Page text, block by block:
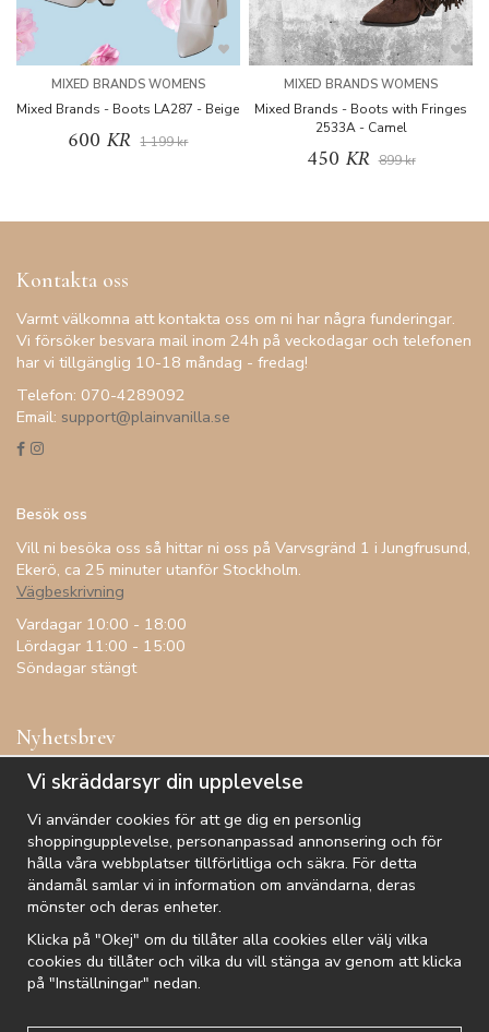
MIXED BRANDS WOMENS
Mixed Brands - Boots LA287 - Beige
600 KR 1 199 kr
MIXED BRANDS WOMENS
Mixed Brands - Boots with Fringes
2533A - Camel
450 KR 899 kr
Kontakta oss
Varmt välkomna att kontakta oss om ni har några funderingar.
Vi försöker besvara mail inom 24h på veckodagar och telefonen
har vi tillgänglig 10-18 måndag - fredag!
Telefon: 070-4289092
Email: support@plainvanilla.se
Besök oss
Vill ni besöka oss så hittar ni oss på Varvsgränd 1 i Jungfrusund,
Ekerö, ca 25 minuter utanför Stockholm.
Vägbeskrivning
Vardagar 10:00 - 18:00
Lördagar 11:00 - 15:00
Söndagar stängt
Nyhetsbrev
Få inspiration, förtur till kampanjer, specialerbjudanden och
De uppgifter du matar in kommer endast användas till våra nyhetsbrev.
Vi skräddarsyr din upplevelse
Vi använder cookies för att ge dig en personlig
shoppingupplevelse, personanpassad annonsering och för
hålla våra webbplatser tillförlitliga och säkra. För detta
ändamål samlar vi in information om användarna, deras
mönster och deras enheter.
Klicka på "Okej" om du tillåter alla cookies eller välj vilka
cookies du tillåter och vilka du vill stänga av genom att klicka
på "Inställningar" nedan.